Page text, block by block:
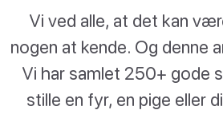
Vi ved alle, at det kan
nogen at kende. Og denne
Vi har samlet 250+ gode
stille en fyr, en pige eller